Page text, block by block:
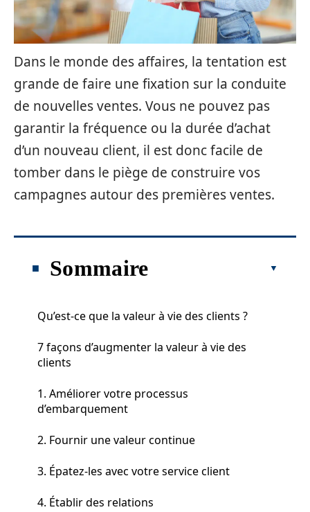
Dans le monde des affaires, la tentation est
grande de faire une fixation sur la conduite
de nouvelles ventes. Vous ne pouvez pas
garantir la fréquence ou la durée d’achat
d’un nouveau client, il est donc facile de
tomber dans le piège de construire vos
campagnes autour des premières ventes.
Sommaire
Qu’est-ce que la valeur à vie des clients ?
7 façons d’augmenter la valeur à vie des
clients
1. Améliorer votre processus
d’embarquement
2. Fournir une valeur continue
3. Épatez-les avec votre service client
4. Établir des relations